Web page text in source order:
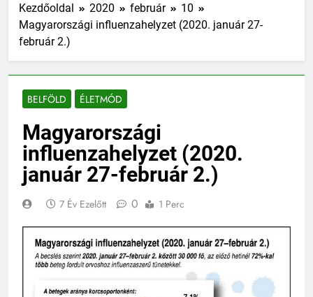
Kezdőoldal 2020 február
10
Magyarországi influenzahelyzet (2020. január 27-
február 2.)
BELFÖLD ÉLETMÓD
Magyarországi
influenzahelyzet (2020.
január 27-február 2.)
7 Év Ezelőtt 0 1 Perc